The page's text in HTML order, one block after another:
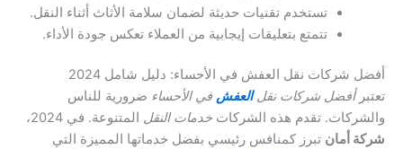
تستخدم تقنيات حديثة لضمان سلامة الأثاث أثناء النقل.
تتمتع بتعليقات إيجابية من العملاء تعكس جودة الأداء.
أفضل شركات نقل العفش في الأحساء: دليل شامل 2024
تعتبرأفضل شركات نقلالعفش في الأحساء ضرورية للناس
والشركات. تقدم هذه الشركات خدمات النقل المتنوعة. في 2024،
شركة أمان تبرز كمنافس رئيسي بفضل خدماتها المميزة التي